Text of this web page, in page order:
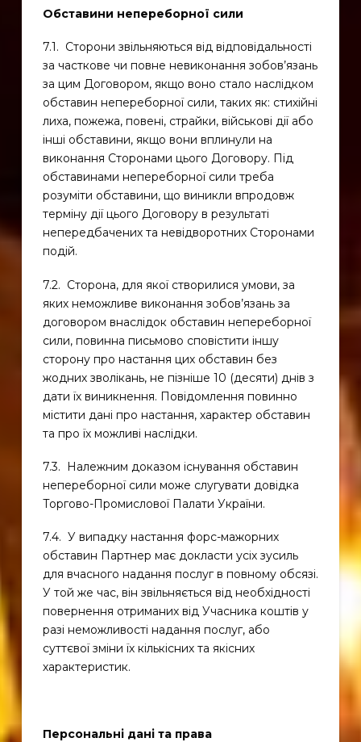
Обставини непереборної сили
7.1. Сторони звільняються від відповідальності
за часткове чи повне невиконання зобов’язань
за цим Договором, якщо воно стало наслідком
обставин непереборної сили, таких як: стихійні
лиха, пожежа, повені, страйки, військові дії або
інші обставини, якщо вони вплинули на
виконання Сторонами цього Договору. Під
обставинами непереборної сили треба
розуміти обставини, що виникли впродовж
терміну дії цього Договору в результаті
непередбачених та невідворотних Сторонами
подій.
7.2. Сторона, для якої створилися умови, за
яких неможливе виконання зобов’язань за
договором внаслідок обставин непереборної
сили, повинна письмово сповістити іншу
сторону про настання цих обставин без
жодних зволікань, не пізніше 10 (десяти) днів з
дати їх виникнення. Повідомлення повинно
містити дані про настання, характер обставин
та про їх можливі наслідки.
7.3. Належним доказом існування обставин
непереборної сили може слугувати довідка
Торгово-Промислової Палати України.
7.4. У випадку настання форс-мажорних
обставин Партнер має докласти усіх зусиль
для вчасного надання послуг в повному обсязі.
У той же час, він звільняється від необхідності
повернення отриманих від Учасника коштів у
разі неможливості надання послуг, або
суттєвої зміни їх кількісних та якісних
характеристик.
Персональні дані та права